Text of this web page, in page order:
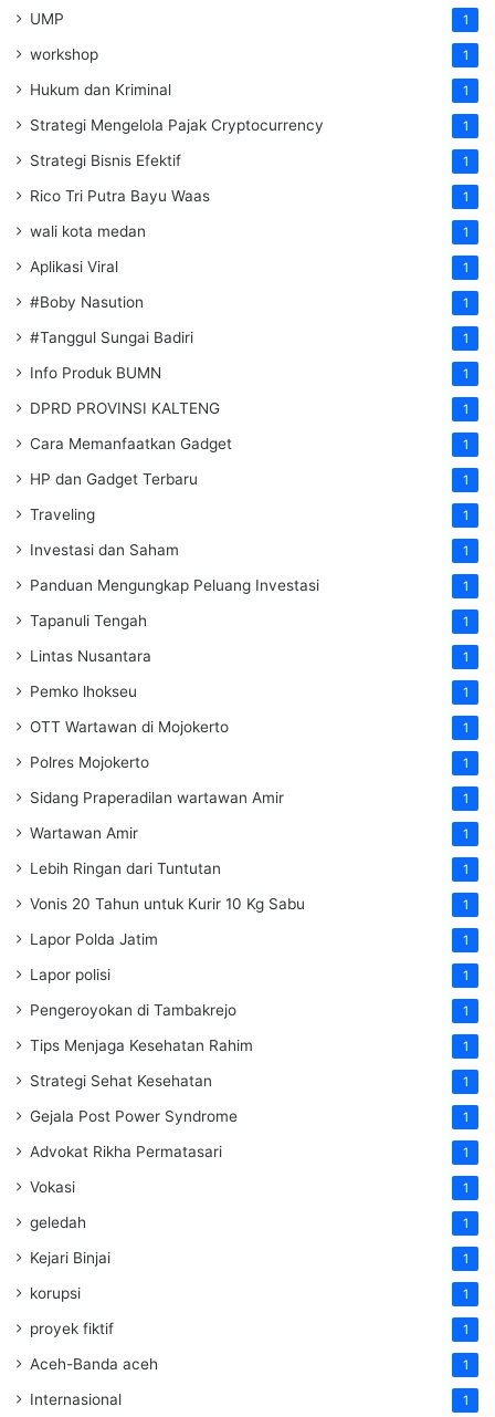
UMP 1
workshop 1
Hukum dan Kriminal 1
Strategi Mengelola Pajak Cryptocurrency 1
Strategi Bisnis Efektif 1
Rico Tri Putra Bayu Waas 1
wali kota medan 1
Aplikasi Viral 1
#Boby Nasution 1
#Tanggul Sungai Badiri 1
Info Produk BUMN 1
DPRD PROVINSI KALTENG 1
Cara Memanfaatkan Gadget 1
HP dan Gadget Terbaru 1
Traveling 1
Investasi dan Saham 1
Panduan Mengungkap Peluang Investasi 1
Tapanuli Tengah 1
Lintas Nusantara 1
Pemko lhokseu 1
OTT Wartawan di Mojokerto 1
Polres Mojokerto 1
Sidang Praperadilan wartawan Amir 1
Wartawan Amir 1
Lebih Ringan dari Tuntutan 1
Vonis 20 Tahun untuk Kurir 10 Kg Sabu 1
Lapor Polda Jatim 1
Lapor polisi 1
Pengeroyokan di Tambakrejo 1
Tips Menjaga Kesehatan Rahim 1
Strategi Sehat Kesehatan 1
Gejala Post Power Syndrome 1
Advokat Rikha Permatasari 1
Vokasi 1
geledah 1
Kejari Binjai 1
korupsi 1
proyek fiktif 1
Aceh-Banda aceh 1
Internasional 1